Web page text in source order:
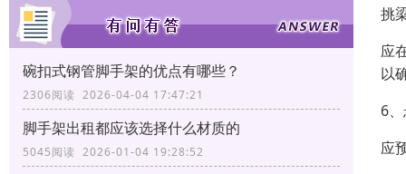
碗扣式钢管脚手架的优点有哪些？
2306阅读 2026-04-04 17:47:21
脚手架出租都应该选择什么材质的
5045阅读 2026-01-04 19:28:52
挑
应
以
6
应